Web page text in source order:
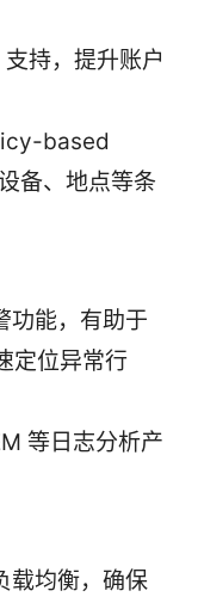
持，提升账户
based
备、地点等条
功能，有助于
定位异常行
等日志分析产
载均衡，确保